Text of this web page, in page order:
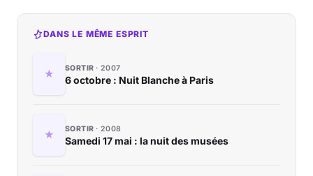
DANS LE MÊME ESPRIT
SORTIR 2007
6 octobre : Nuit Blanche à Paris
SORTIR 2008
Samedi 17 mai : la nuit des musées